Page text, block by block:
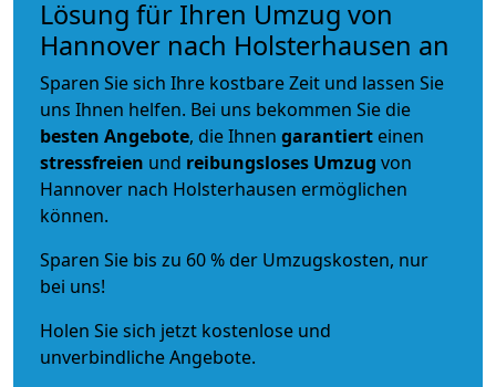
Lösung für Ihren Umzug von
Hannover nach Holsterhausen an
Sparen Sie sich Ihre kostbare Zeit und lassen Sie
uns Ihnen helfen. Bei uns bekommen Sie die
besten Angebote, die Ihnen garantiert einen
stressfreien und reibungsloses Umzug von
Hannover nach Holsterhausen ermöglichen
können.
Sparen Sie bis zu 60 % der Umzugskosten, nur
bei uns!
Holen Sie sich jetzt kostenlose und
unverbindliche Angebote.